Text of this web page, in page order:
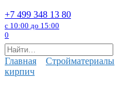
+7 499 348 13 80
с 10:00 до 15:00
0
Search
for:
Главная Стройматериалы
кирпич